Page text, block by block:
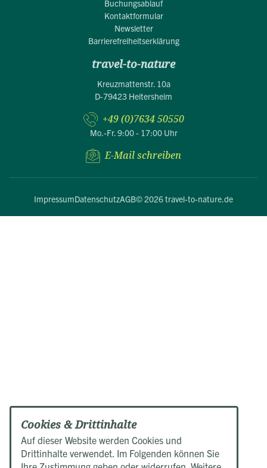
Buchungsablauf
Kontaktformular
Newsletter
Barrierefreiheitserklärung
travel-to-nature
Kreuzmattenstr. 10a
D-79423 Heitersheim
+49 (0)7634 50550
Mo.-Fr. 9:00 - 17:00 Uhr
E-Mail schreiben
ImpressumDatenschutzAGB© 2026 travel-to-nature.de
Cookies & Drittinhalte
Auf dieser Website werden Cookies und
Drittinhalte verwendet. Im Folgenden können Sie